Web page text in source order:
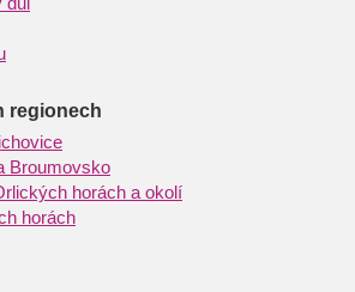
regionech
Broumovsko
horách a okolí
horách